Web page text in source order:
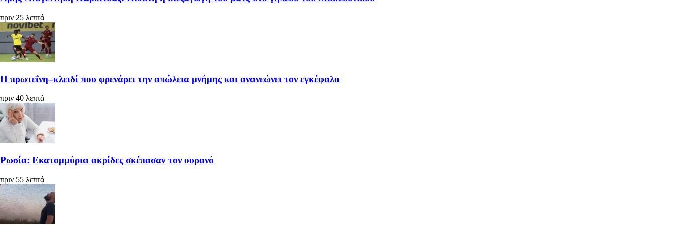
πριν 25 λεπτά
Η πρωτεΐνη–κλειδί που φρενάρει την απώλεια μνήμης και ανανεώνει τον εγκέφαλο
πριν 40 λεπτά
Ρωσία: Εκατομμύρια ακρίδες σκέπασαν τον ουρανό
πριν 55 λεπτά